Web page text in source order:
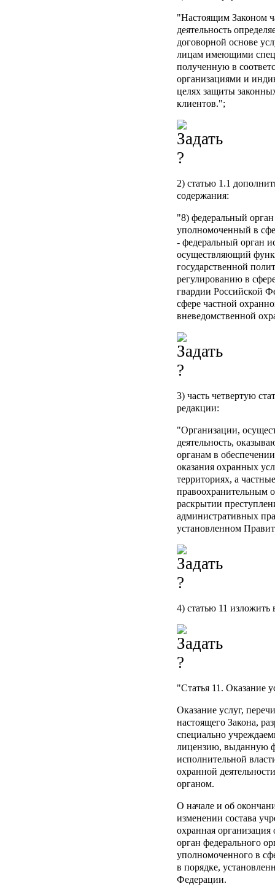
"Настоящим Законом
деятельность
договорной основе
лицам имеющими
полученную в
организациями и
целях защиты
клиентов.";
2) статью 1.1
содержания:
"8) федеральный
уполномоченный в
- федеральный орган
осуществляющий
государственной
регулированию в
гвардии Российской
сфере частной
вневедомственной
3) часть четвертую
редакции:
"Организации,
деятельность,
органам в
оказания охранных
территориях, а
правоохранительным
раскрытии
административных
установленном
4) статью 11
"Статья 11. Оказание
Оказание услуг,
настоящего Закона,
специально
лицензию, выданную
исполнительной
охранной
органом.
О начале и об
изменении состава
охранная
орган федерального
уполномоченного в
в порядке,
Федерации.